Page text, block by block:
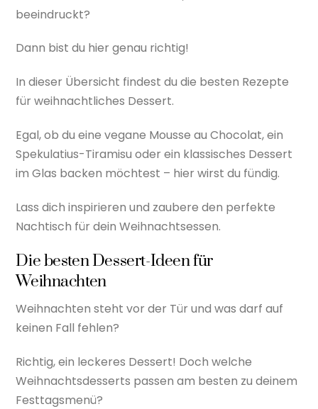
beeindruckt?
Dann bist du hier genau richtig!
In dieser Übersicht findest du die besten Rezepte
für weihnachtliches Dessert.
Egal, ob du eine vegane Mousse au Chocolat, ein
Spekulatius-Tiramisu oder ein klassisches Dessert
im Glas backen möchtest – hier wirst du fündig.
Lass dich inspirieren und zaubere den perfekte
Nachtisch für dein Weihnachtsessen.
Die besten Dessert-Ideen für
Weihnachten
Weihnachten steht vor der Tür und was darf auf
keinen Fall fehlen?
Richtig, ein leckeres Dessert! Doch welche
Weihnachtsdesserts passen am besten zu deinem
Festtagsmenü?